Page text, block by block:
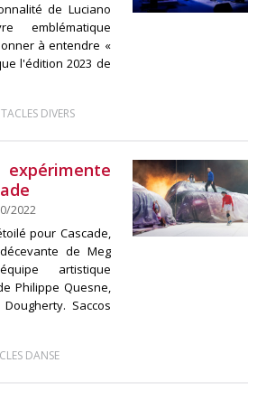
de Luciano
à entendre «
l'édition 2023 de
DIVERS
2022
pour Cascade,
de Meg
artistique
Philippe Quesne,
Saccos
DANSE